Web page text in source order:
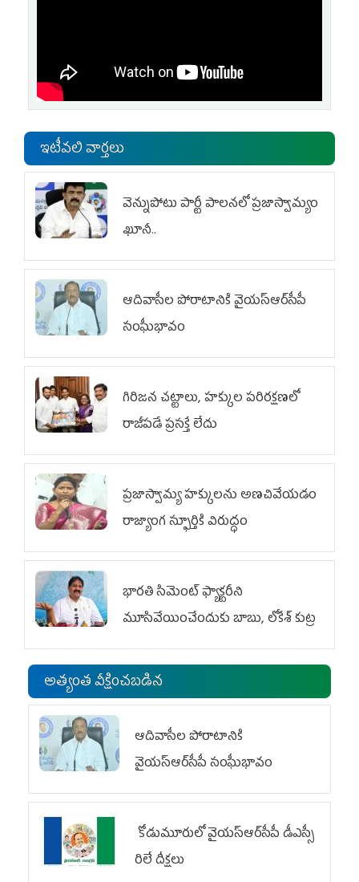
ఇటీవలి వార్తలు
వెన్నుపోటు పార్టీ పాలనలో ప్రజాస్వామ్యం
ఖూనీ..
ఆదివాసీల పోరాటానికి వైయ‌స్ఆర్‌సీపీ
సంఘీభావం
గిరిజన చట్టాలు, హక్కుల పరిరక్షణలో
రాజీపడే ప్రసక్తే లేదు
ప్రజాస్వామ్య హక్కులను అణచివేయడం
రాజ్యాంగ స్ఫూర్తికి విరుద్ధం
భారతి సిమెంట్ ఫ్యాక్టరీని
మూసివేయించేందుకు బాబు, లోకేశ్ కుట్ర
అత్యంత వీక్షించబడిన
ఆదివాసీల పోరాటానికి
వైయ‌స్ఆర్‌సీపీ సంఘీభావం
కోడుమూరులో వైయ‌స్ఆర్‌సీపీ డీఎస్సీ
రిలే దీక్షలు